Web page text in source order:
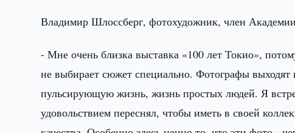
Владимир Шлоссберг, фотохудожник, член Академии
- Мне очень близка выставка «100 лет Токио»,
не выбирает сюжет специально. Фотографы
пульсирующую жизнь, жизнь простых людей. Я
удовольствием переснял, чтобы иметь в своей